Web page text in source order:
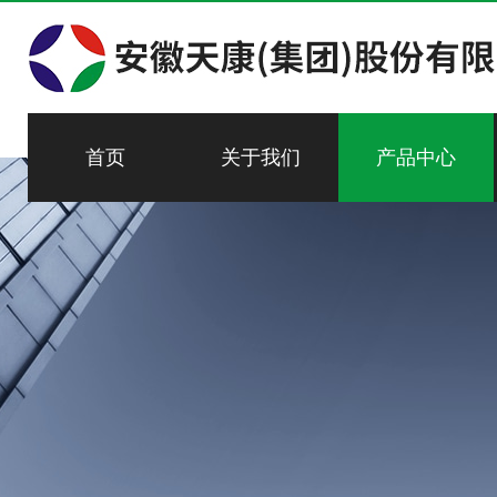
首页 关于我们 产品中心